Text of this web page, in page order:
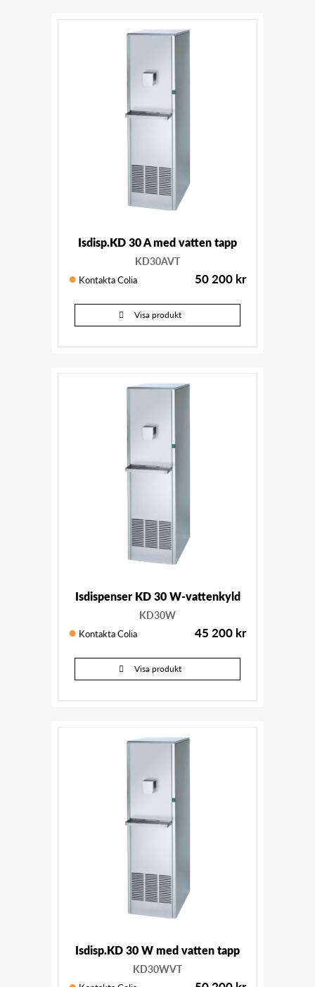
Isdisp.KD 30 A med vatten tapp
KD30AVT
Kontakta Colia 50 200 kr
Visa produkt
Isdispenser KD 30 W-vattenkyld
KD30W
Kontakta Colia 45 200 kr
Visa produkt
Isdisp.KD 30 W med vatten tapp
KD30WVT